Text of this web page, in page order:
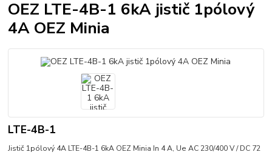
OEZ LTE-4B-1 6kA jistič 1pólový
4A OEZ Minia
LTE-4B-1
Jistič 1pólový 4A LTE-4B-1 6kA OEZ Minia In 4 A, Ue AC 230/400 V / DC 72